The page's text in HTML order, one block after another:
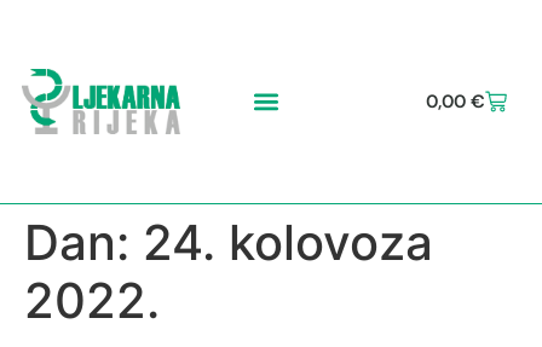
0,00 €
Dan: 24. kolovoza
2022.